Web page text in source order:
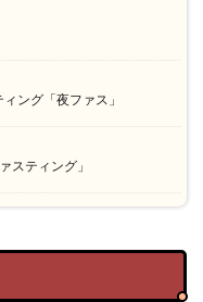
ング「夜ファス」
スティング」